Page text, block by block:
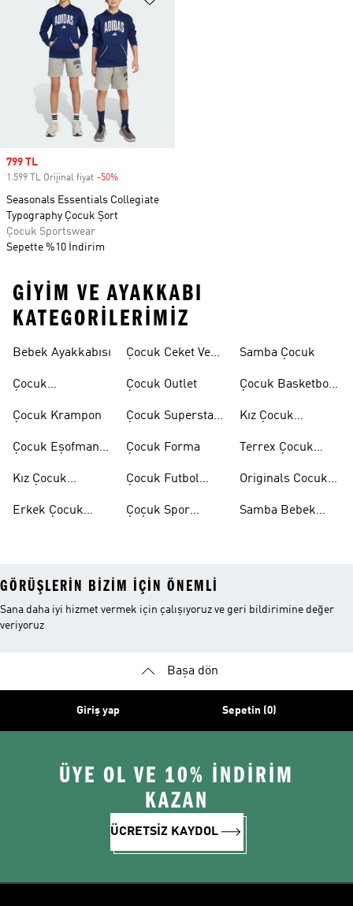
Sale price
799 TL
1.599 TL Orijinal fiyat -50%
Seasonals Essentials Collegiate
Typography Çocuk Şort
Çocuk Sportswear
Sepette %10 İndirim
GIYIM VE AYAKKABI
KATEGORILERIMIZ
Bebek Ayakkabısı
Çocuk
Çocuk Krampon
Çocuk Eşofman
Kız Çocuk
Erkek Çocuk
Çocuk Ceket Ve
Çocuk Outlet
Çocuk Superstar
Çocuk Forma
Çocuk Futbol
Çoçuk Spor
Samba Çocuk
Çocuk Basketbol
Kız Çocuk
Terrex Çocuk
Originals Cocuk
Samba Bebek
GÖRÜŞLERIN BIZIM IÇIN ÖNEMLI
Sana daha iyi hizmet vermek için çalışıyoruz ve geri bildirimine değer
veriyoruz
Başa dön
Giriş yap Sepetin (0)
ÜYE OL VE 10% İNDİRİM
KAZAN
ÜCRETSİZ KAYDOL